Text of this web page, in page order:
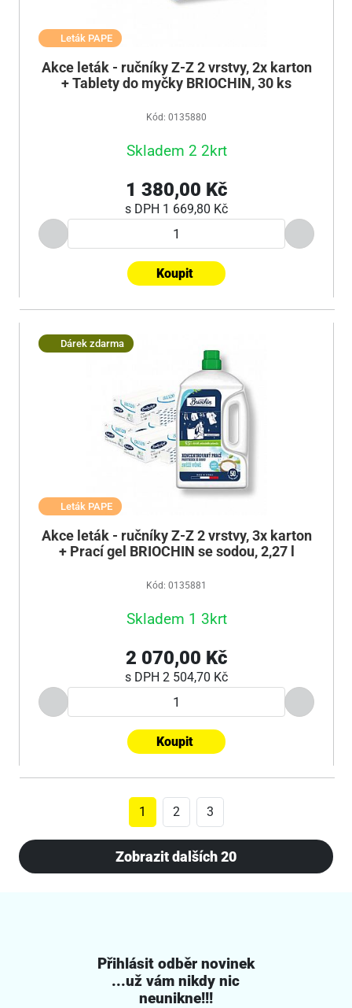
Leták PAPE
Akce leták - ručníky Z-Z 2 vrstvy, 2x karton
+ Tablety do myčky BRIOCHIN, 30 ks
Kód: 0135880
Skladem 2 2krt
1 380,00 Kč
s DPH 1 669,80 Kč
Koupit
Dárek zdarma
Leták PAPE
Akce leták - ručníky Z-Z 2 vrstvy, 3x karton
+ Prací gel BRIOCHIN se sodou, 2,27 l
Kód: 0135881
Skladem 1 3krt
2 070,00 Kč
s DPH 2 504,70 Kč
Koupit
1 2 3
Zobrazit dalších 20
Přihlásit odběr novinek
...už vám nikdy nic
neunikne!!!